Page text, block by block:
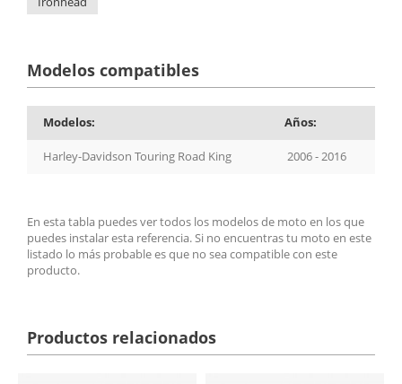
Modelos compatibles
Modelos: Años:
Harley-Davidson Touring Road King 2006 - 2016
En esta tabla puedes ver todos los modelos de moto en los que
puedes instalar esta referencia. Si no encuentras tu moto en este
listado lo más probable es que no sea compatible con este
producto.
Productos relacionados